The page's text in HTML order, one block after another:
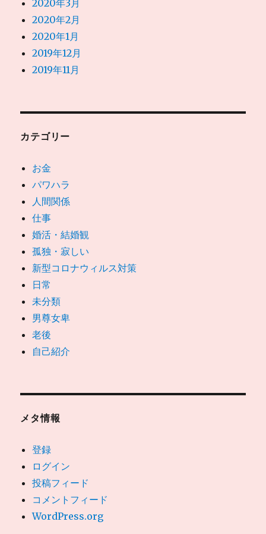
2020年3月
2020年2月
2020年1月
2019年12月
2019年11月
カテゴリー
お金
パワハラ
人間関係
仕事
婚活・結婚観
孤独・寂しい
新型コロナウィルス対策
日常
未分類
男尊女卑
老後
自己紹介
メタ情報
登録
ログイン
投稿フィード
コメントフィード
WordPress.org